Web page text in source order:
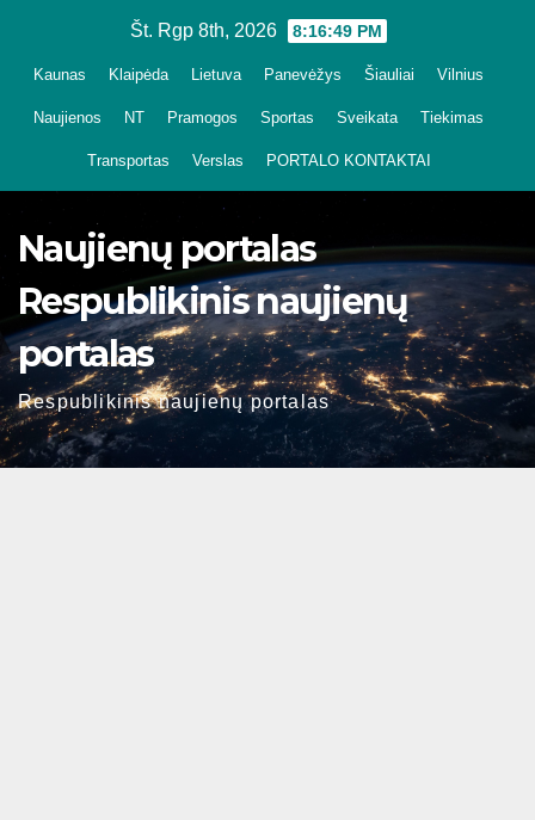
Št. Rgp 8th, 2026 8:16:49 PM
Kaunas Klaipėda Lietuva Panevėžys Šiauliai Vilnius
Naujienos NT Pramogos Sportas Sveikata Tiekimas
Transportas Verslas PORTALO KONTAKTAI
Naujienų portalas
Respublikinis naujienų
portalas
Respublikinis naujienų portalas